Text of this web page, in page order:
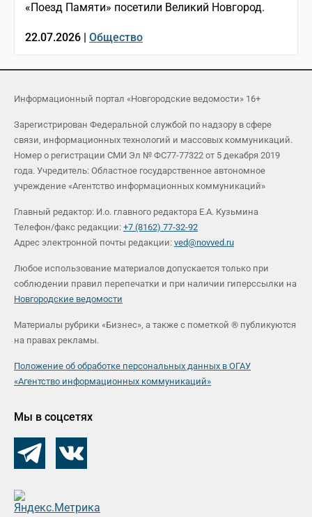
«Поезд Памяти» посетили Великий Новгород.
22.07.2026 | Общество
Информационный портал «Новгородские ведомости» 16+
Зарегистрирован Федеральной службой по надзору в сфере
связи, информационных технологий и массовых коммуникаций.
Номер о регистрации СМИ Эл № ФС77-77322 от 5 декабря 2019
года. Учредитель: Областное государственное автономное
учреждение «Агентство информационных коммуникаций»
Главный редактор: И.о. главного редактора Е.А. Кузьмина
Телефон/факс редакции: +7 (8162) 77-32-92
Адрес электронной почты редакции: ved@novved.ru
Любое использование материалов допускается только при
соблюдении правил перепечатки и при наличии гиперссылки на
Новгородские ведомости
Материалы рубрики «Бизнес», а также с пометкой ® публикуются
на правах рекламы.
Положение об обработке персональных данных в ОГАУ
«Агентство информационных коммуникаций»
Мы в соцсетях